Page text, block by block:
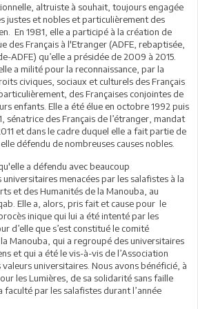
altruiste à souhait, toujours engagée
justes et nobles et particulièrement des
En 1981, elle a participé à la création de
des Français à l'Etranger (ADFE, rebaptisée,
ADFE) qu’elle a présidée de 2009 à 2015.
a milité pour la reconnaissance, par la
civiques, sociaux et culturels des Français
des Françaises conjointes de
enfants. Elle a été élue en octobre 1992 puis
sénatrice des Français de l’étranger, mandat
et dans le cadre duquel elle a fait partie de
défendu de nombreuses causes nobles.
a défendu avec beaucoup
universitaires menacées par les salafistes à la
et des Humanités de la Manouba, au
Elle a, alors, pris fait et cause pour le
inique qui lui a été intenté par les
d’elle que s’est constitué le comité
Manouba, qui a regroupé des universitaires
et qui a été le vis-à-vis de l’Association
universitaires. Nous avons bénéficié, à
les Lumières, de sa solidarité sans faille
faculté par les salafistes durant l’année